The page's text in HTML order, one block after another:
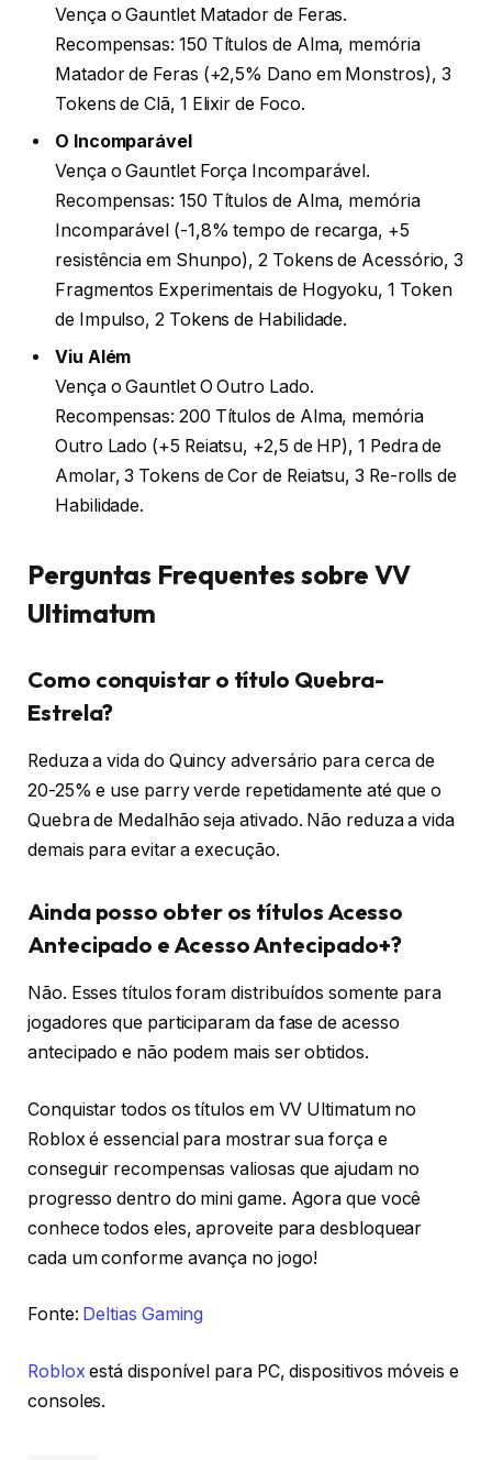
Vença o Gauntlet Matador de Feras.
Recompensas: 150 Títulos de Alma, memória
Matador de Feras (+2,5% Dano em Monstros), 3
Tokens de Clã, 1 Elixir de Foco.
O Incomparável
Vença o Gauntlet Força Incomparável.
Recompensas: 150 Títulos de Alma, memória
Incomparável (-1,8% tempo de recarga, +5
resistência em Shunpo), 2 Tokens de Acessório, 3
Fragmentos Experimentais de Hogyoku, 1 Token
de Impulso, 2 Tokens de Habilidade.
Viu Além
Vença o Gauntlet O Outro Lado.
Recompensas: 200 Títulos de Alma, memória
Outro Lado (+5 Reiatsu, +2,5 de HP), 1 Pedra de
Amolar, 3 Tokens de Cor de Reiatsu, 3 Re-rolls de
Habilidade.
Perguntas Frequentes sobre VV
Ultimatum
Como conquistar o título Quebra-
Estrela?
Reduza a vida do Quincy adversário para cerca de
20-25% e use parry verde repetidamente até que o
Quebra de Medalhão seja ativado. Não reduza a vida
demais para evitar a execução.
Ainda posso obter os títulos Acesso
Antecipado e Acesso Antecipado+?
Não. Esses títulos foram distribuídos somente para
jogadores que participaram da fase de acesso
antecipado e não podem mais ser obtidos.
Conquistar todos os títulos em VV Ultimatum no
Roblox é essencial para mostrar sua força e
conseguir recompensas valiosas que ajudam no
progresso dentro do mini game. Agora que você
conhece todos eles, aproveite para desbloquear
cada um conforme avança no jogo!
Fonte: Deltias Gaming
Robloxestá disponível para PC, dispositivos móveis e
consoles.